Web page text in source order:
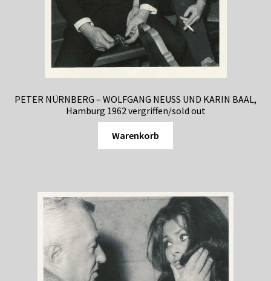
PETER NÜRNBERG – WOLFGANG NEUSS UND KARIN BAAL,
Hamburg 1962 vergriffen/sold out
Warenkorb